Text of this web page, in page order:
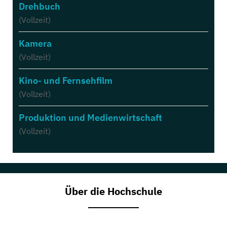
Drehbuch
(Vollzeit)
Kamera
(Vollzeit)
Kino- und Fernsehfilm
(Vollzeit)
Produktion und Medienwirtschaft
(Vollzeit)
Über die Hochschule